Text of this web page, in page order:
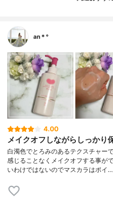
an＊°
4.00
メイクオフしながらしっかり
白濁色でとろみのあるテクスチャー
感じることなくメイクオフする事が
いわけではないのでマスカラはポイ…